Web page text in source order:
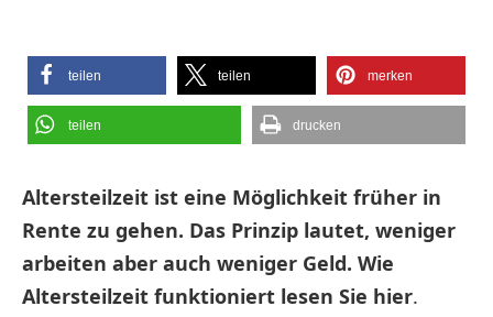
teilen teilen merken
teilen drucken
Altersteilzeit ist eine Möglichkeit früher in
Rente zu gehen. Das Prinzip lautet, weniger
arbeiten aber auch weniger Geld. Wie
Altersteilzeit funktioniert lesen Sie hier.